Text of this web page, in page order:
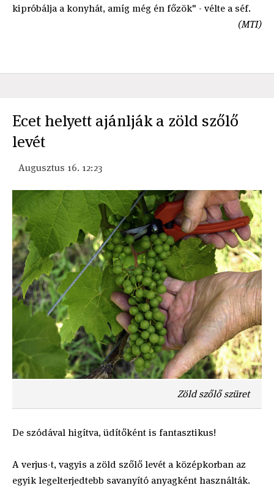
kipróbálja a konyhát, amíg még én főzök" - vélte a séf.
(MTI)
Ecet helyett ajánlják a zöld szőlő
levét
Augusztus 16. 12:23
Zöld szőlő szüret
De szódával higítva, üdítőként is fantasztikus!
A verjus-t, vagyis a zöld szőlő levét a középkorban az
egyik legelterjedtebb savanyító anyagként használták.